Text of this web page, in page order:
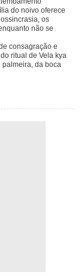
do noivo oferece
os
não se
consagração e
ritual de Vela kya
palmeira, da boca